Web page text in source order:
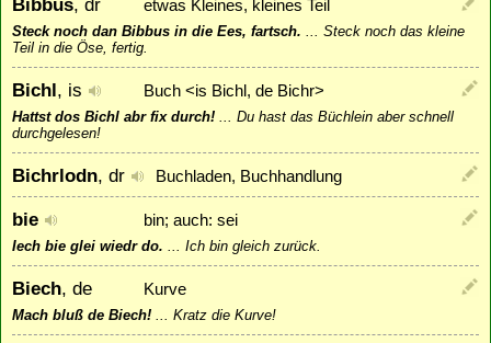
etwas Kleines, kleines Teil
Steck noch dan Bibbus in die Ees, fartsch.
Steck noch das kleine
Teil in die Öse, fertig.
Bichl, is Buch <is Bichl, de Bichr>
Hattst dos Bichl abr fix durch!
Du hast das Büchlein aber schnell
durchgelesen!
Bichrlodn, dr Buchladen, Buchhandlung
bie bin; auch: sei
Iech bie glei wiedr do. Ich bin gleich zurück.
Biech, de Kurve
Mach bluß de Biech! Kratz die Kurve!